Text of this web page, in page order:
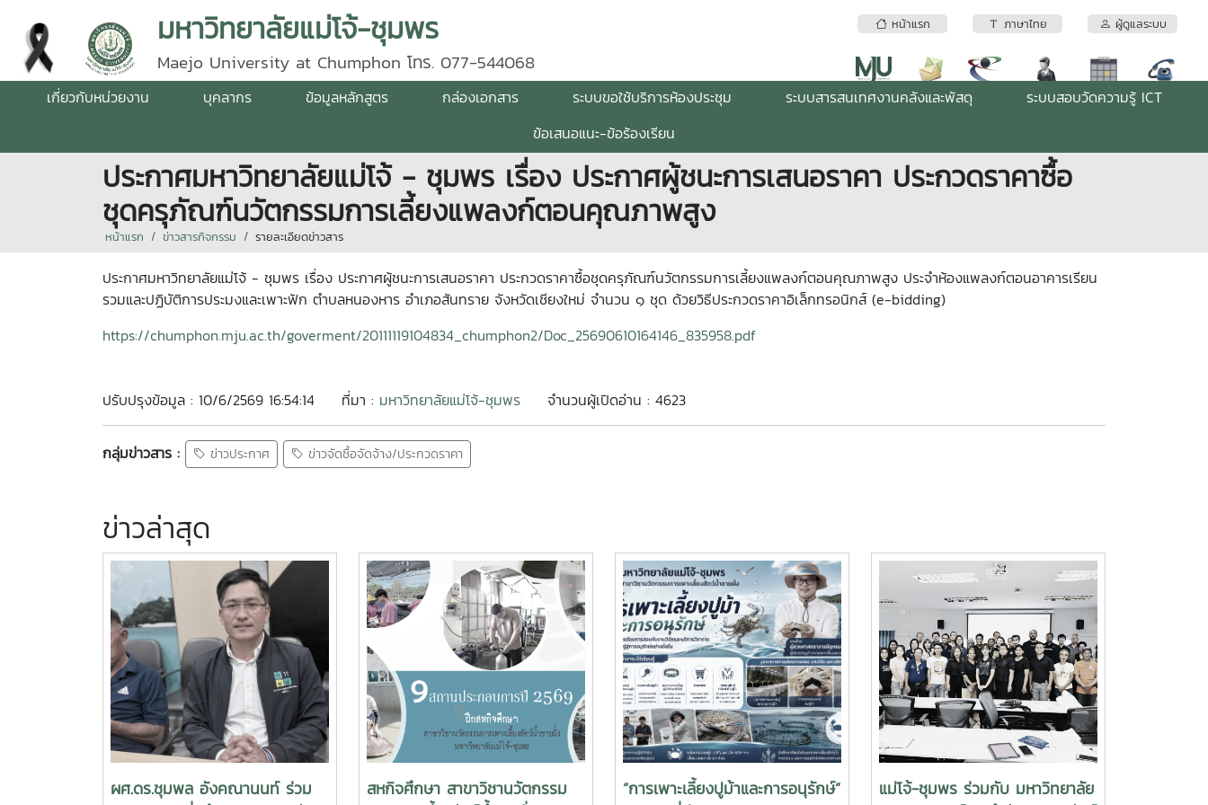
หน้าแรก ภาษาไทย ผู้ดูแลระบบ
มหาวิทยาลัยแม่โจ้-ชุมพร
Maejo University at Chumphon โทร. 077-544068
เกี่ยวกับหน่วยงาน บุคลากร ข้อมูลหลักสูตร กล่องเอกสาร ระบบขอใช้บริการห้องประชุม ระบบสารสนเทศงานคลังและพัสดุ
ระบบสอบวัดความรู้ ICT
ข้อเสนอแนะ-ข้อร้องเรียน
ประกาศมหาวิทยาลัยแม่โจ้ - ชุมพร เรื่อง ประกาศผู้ชนะการเสนอราคา ประกวดราคาซื้อ
ชุดครุภัณฑ์นวัตกรรมการเลี้ยงแพลงก์ตอนคุณภาพสูง
หน้าแรก ข่าวสารกิจกรรม รายละเอียดข่าวสาร
ประกาศมหาวิทยาลัยแม่โจ้ - ชุมพร เรื่อง ประกาศผู้ชนะการเสนอราคา ประกวดราคาซื้อชุดครุภัณฑ์นวัตกรรมการเลี้ยงแพลงก์ตอนคุณภาพสูง ประจําห้องแพลงก์ตอนอาคารเรียน
รวมและปฏิบัติการประมงและเพาะฟัก ตําบลหนองหาร อําเภอสันทราย จังหวัดเชียงใหม่ จํานวน ๑ ชุด ด้วยวิธีประกวดราคาอิเล็กทรอนิกส์ (e-bidding)
https://chumphon.mju.ac.th/goverment/20111119104834_chumphon2/Doc_25690610164146_835958.pdf
ปรับปรุงข้อมูล : 10/6/2569 16:54:14 ที่มา : มหาวิทยาลัยแม่โจ้-ชุมพร จำนวนผู้เปิดอ่าน : 4623
กลุ่มข่าวสาร : ข่าวประกาศ ข่าวจัดซื้อจัดจ้าง/ประกวดราคา
ข่าวล่าสุด
ผศ.ดร.ชุมพล อังคณานนท์ ร่วม
สหกิจศึกษา สาขาวิชานวัตกรรม
“การเพาะเลี้ยงปูม้าและการอนุรักษ์”
แม่โจ้-ชุมพร ร่วมกับ มหาวิทยาลัย